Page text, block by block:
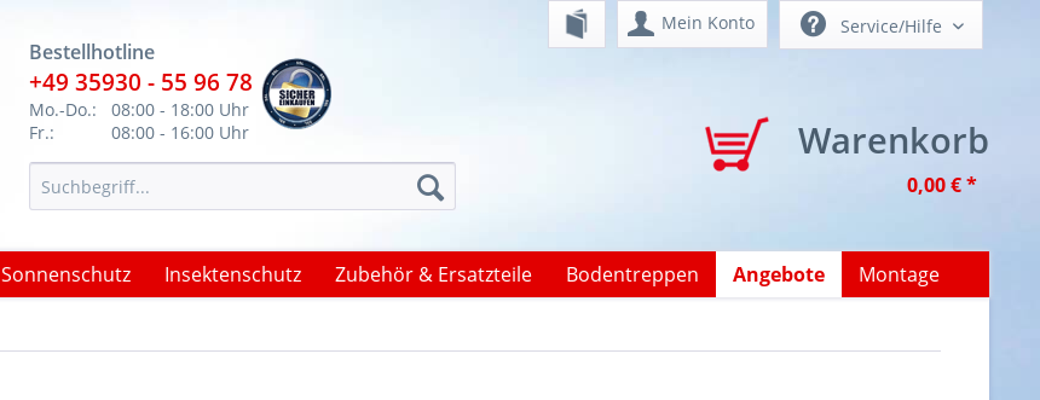
Bestellhotline
+49 35930 - 55 96 78
Mo.-Do.:
08:00 - 18:00 Uhr
Fr.:
08:00 - 16:00 Uhr
Mein Konto
Warenkorb
0,00 € *
Service/Hilfe
Sonnenschutz Insektenschutz Zubehör & Ersatzteile Bodentreppen Angebote Montage